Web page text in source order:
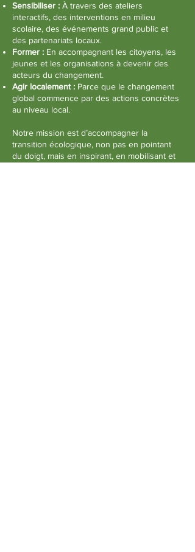
Sensibiliser : À travers des ateliers
interactifs, des interventions en milieu
scolaire, des événements grand public et
des partenariats locaux.
Former : En accompagnant les citoyens, les
jeunes et les organisations à devenir des
acteurs du changement.
Agir localement : Parce que le changement
global commence par des actions concrètes
au niveau local.
Notre mission est d’accompagner la
transition écologique, non pas en pointant
du doigt, mais en inspirant, en mobilisant et